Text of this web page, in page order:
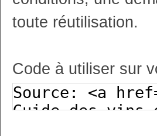
toute réutilisation.
Code à utiliser sur